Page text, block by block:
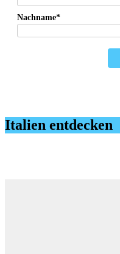
Nachname*
Italien entdecken